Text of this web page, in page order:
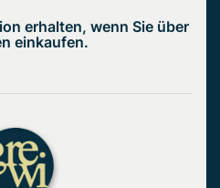
erhalten, wenn Sie über
einkaufen.